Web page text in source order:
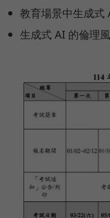
教育場景中生成式
生成式 AI 的倫理風